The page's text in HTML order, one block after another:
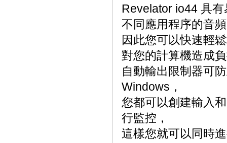
Revelator io44 具
不同應用程序的音
因此您可以快速輕
對您的計算機造成
自動輸出限制器可
Windows，
您都可以創建輸入
行監控，
這樣您就可以同時